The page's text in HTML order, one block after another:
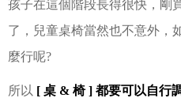
孩子在這個階段長得很快，剛
了，兒童桌椅當然也不意外，
麼行呢?
所以 [ 桌 & 椅 ] 都要可以自行